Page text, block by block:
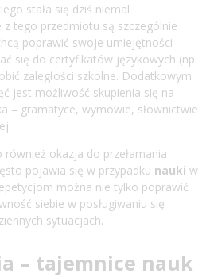
stała się dziś niemal
tego przedmiotu są szczególnie
poprawić swoje umiejętności
się do certyfikatów językowych (np.
zaległości szkolne. Dodatkowym
jest możliwość skupienia się na
– gramatyce, wymowie, słownictwie
okazja do przełamania
pojawia się w przypadku nauki w
można nie tylko poprawić
siebie w posługiwaniu się
sytuacjach.
– tajemnice nauk